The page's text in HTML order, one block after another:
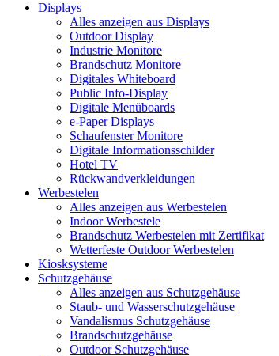
Displays
Alles anzeigen aus Displays
Outdoor Display
Industrie Monitore
Brandschutz Monitore
Digitales Whiteboard
Public Info-Display
Digitale Menüboards
e-Paper Displays
Schaufenster Monitore
Digitale Informationsschilder
Hotel TV
Rückwandverkleidungen
Werbestelen
Alles anzeigen aus Werbestelen
Indoor Werbestele
Brandschutz Werbestelen mit Zertifikat
Wetterfeste Outdoor Werbestelen
Kiosksysteme
Schutzgehäuse
Alles anzeigen aus Schutzgehäuse
Staub- und Wasserschutzgehäuse
Vandalismus Schutzgehäuse
Brandschutzgehäuse
Outdoor Schutzgehäuse